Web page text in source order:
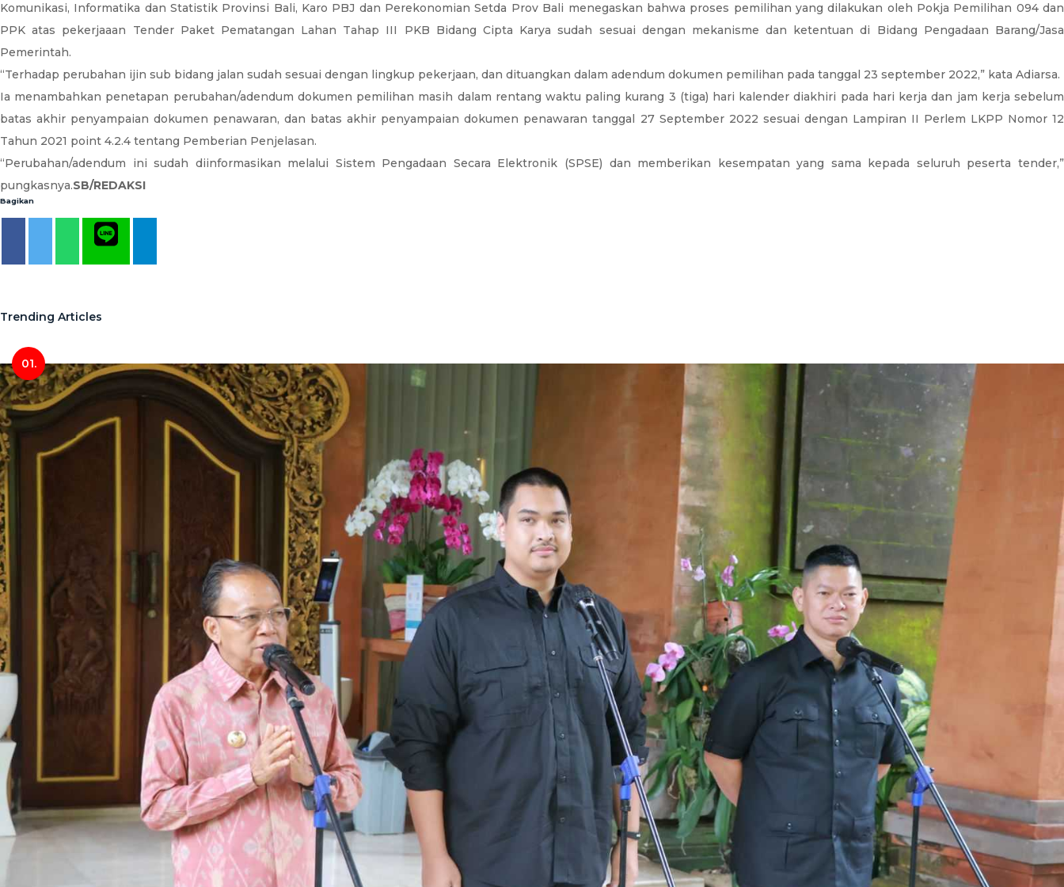
Komunikasi, Informatika dan Statistik Provinsi Bali, Karo PBJ dan Perekonomian Setda Prov Bali menegaskan bahwa proses pemilihan yang dilakukan oleh Pokja Pemilihan 094 dan
PPK atas pekerjaaan Tender Paket Pematangan Lahan Tahap III PKB Bidang Cipta Karya sudah sesuai dengan mekanisme dan ketentuan di Bidang Pengadaan Barang/Jasa
Pemerintah.
“Terhadap perubahan ijin sub bidang jalan sudah sesuai dengan lingkup pekerjaan, dan dituangkan dalam adendum dokumen pemilihan pada tanggal 23 september 2022,” kata Adiarsa.
Ia menambahkan penetapan perubahan/adendum dokumen pemilihan masih dalam rentang waktu paling kurang 3 (tiga) hari kalender diakhiri pada hari kerja dan jam kerja sebelum
batas akhir penyampaian dokumen penawaran, dan batas akhir penyampaian dokumen penawaran tanggal 27 September 2022 sesuai dengan Lampiran II Perlem LKPP Nomor 12
Tahun 2021 point 4.2.4 tentang Pemberian Penjelasan.
“Perubahan/adendum ini sudah diinformasikan melalui Sistem Pengadaan Secara Elektronik (SPSE) dan memberikan kesempatan yang sama kepada seluruh peserta tender,”
pungkasnya.SB/REDAKSI
Bagikan
Trending Articles
01.